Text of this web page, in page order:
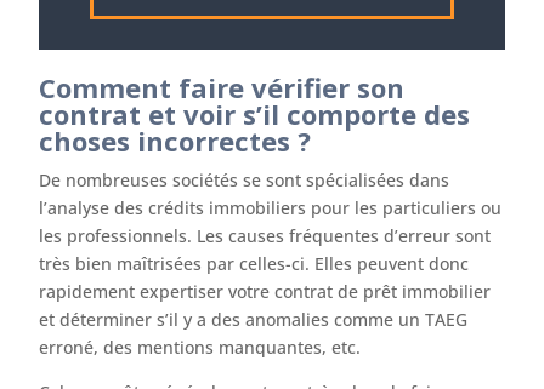
Comment faire vérifier son
contrat et voir s’il comporte des
choses incorrectes ?
De nombreuses sociétés se sont spécialisées dans
l’analyse des crédits immobiliers pour les particuliers ou
les professionnels. Les causes fréquentes d’erreur sont
très bien maîtrisées par celles-ci. Elles peuvent donc
rapidement expertiser votre contrat de prêt immobilier
et déterminer s’il y a des anomalies comme un TAEG
erroné, des mentions manquantes, etc.